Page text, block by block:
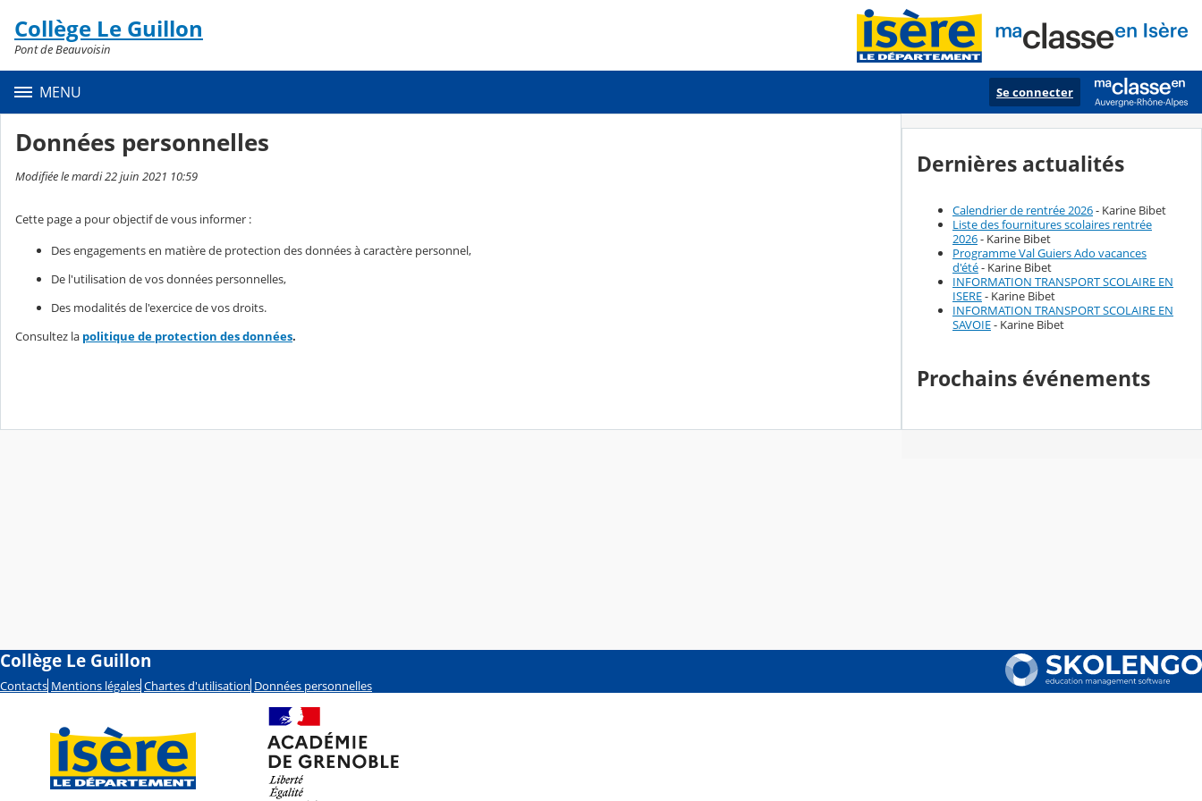
Contenu
Collège Le Guillon
Pont de Beauvoisin
MENU Se connecter
Données personnelles
Modifiée le mardi 22 juin 2021 10:59
Cette page a pour objectif de vous informer :
Des engagements en matière de protection des données à caractère personnel,
De l'utilisation de vos données personnelles,
Des modalités de l'exercice de vos droits.
Consultez la politique de protection des données.
Dernières actualités
Calendrier de rentrée 2026- Karine Bibet
Liste des fournitures scolaires rentrée
2026- Karine Bibet
Programme Val Guiers Ado vacances
d'été- Karine Bibet
INFORMATION TRANSPORT SCOLAIRE EN
ISERE- Karine Bibet
INFORMATION TRANSPORT SCOLAIRE EN
SAVOIE- Karine Bibet
Prochains événements
Collège Le Guillon
Contacts Mentions légales Chartes d'utilisation Données personnelles